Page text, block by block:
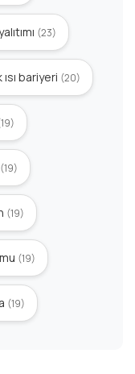
(23)
bariyeri (20)
(19)
(19)
(19)
(19)